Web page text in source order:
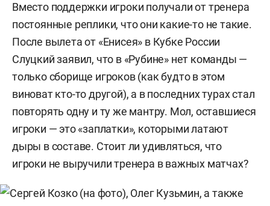
Вместо поддержки игроки получали от тренера
постоянные реплики, что они какие-то не такие.
После вылета от «Енисея» в Кубке России
Слуцкий заявил, что в «Рубине» нет команды —
только сборище игроков (как будто в этом
виноват кто-то другой), а в последних турах стал
повторять одну и ту же мантру. Мол, оставшиеся
игроки — это «заплатки», которыми латают
дыры в составе. Стоит ли удивляться, что
игроки не выручили тренера в важных матчах?